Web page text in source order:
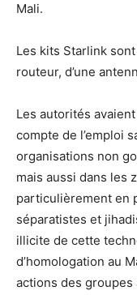
Mali.
Les kits Starlink
routeur, d’une
Les autorités
compte de l’emploi
organisations non
mais aussi dans les
particulièrement en
séparatistes et
illicite de cette
d’homologation au
actions des